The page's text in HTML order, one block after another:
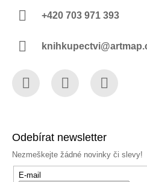
+420 703 971 393
Odebírat newsletter
Nezmeškejte žádné novinky či slevy!
E-mail